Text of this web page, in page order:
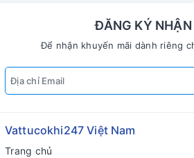
ĐĂNG KÝ NHẬN
Để nhận khuyến mãi dành riêng
Vattucokhi247 Việt Nam
Trang chủ